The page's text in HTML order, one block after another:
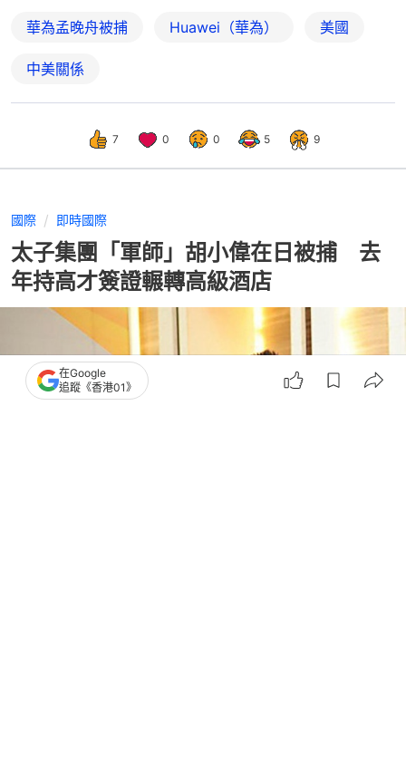
華為孟晚舟被捕 Huawei（華為） 美國
中美關係
7 0 0 5 9
國際 即時國際
太子集團「軍師」胡小偉在日被捕 去
年持高才簽證輾轉高級酒店
在Google
追蹤《香港01》